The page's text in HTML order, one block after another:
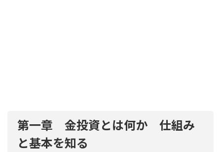
第一章 金投資とは何か 仕組み
と基本を知る